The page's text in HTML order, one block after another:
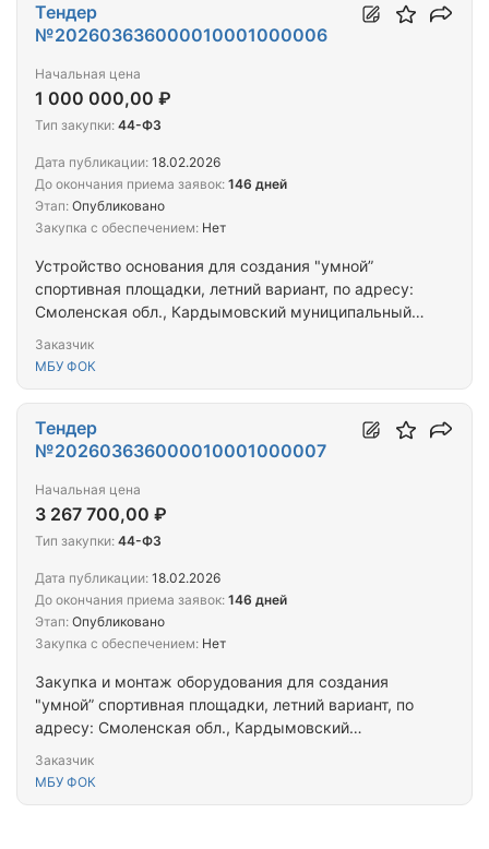
Устройство основания для создания "умной”
спортивная площадки, летний вариант, по адресу:
Смоленская обл., Кардымовский муниципальный
номером 67:10:0010210:515
Заказчик
МБУ ФОК
Тендер
№202603636000010001000006
Начальная цена
1 000 000,00 ₽
Тип закупки: 44-ФЗ
Дата публикации: 18.02.2026
До окончания приема заявок: 146 дней
Этап: Опубликовано
Закупка с обеспечением: Нет
Закупка и монтаж оборудования для создания
"умной” спортивная площадки, летний вариант, по
адресу: Смоленская обл., Кардымовский
Школьная, уч. с кад. номером 67:10:0010210:515
Заказчик
МБУ ФОК
Тендер
№202603636000010001000007
Начальная цена
3 267 700,00 ₽
Тип закупки: 44-ФЗ
Дата публикации: 18.02.2026
До окончания приема заявок: 146 дней
Этап: Опубликовано
Закупка с обеспечением: Нет